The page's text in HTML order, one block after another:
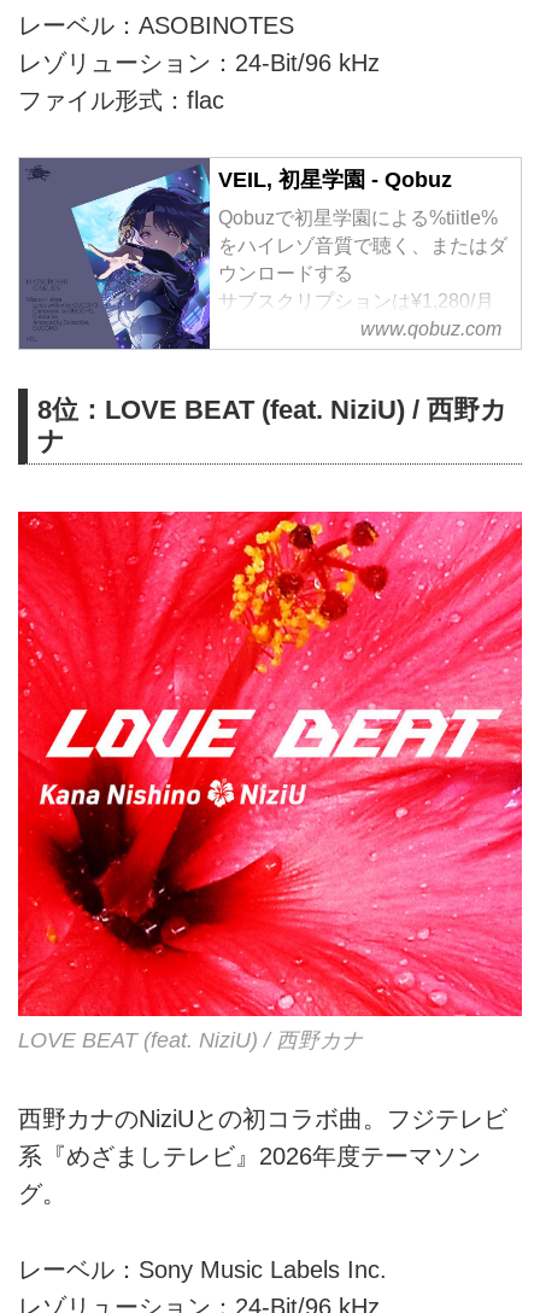
レーベル：ASOBINOTES
レゾリューション：24-Bit/96 kHz
ファイル形式：flac
VEIL, 初星学園 - Qobuz
Qobuzで初星学園による%tiitle%
をハイレゾ音質で聴く、またはダ
ウンロードする
サブスクリプションは¥1,280/月
www.qobuz.com
8位：LOVE BEAT (feat. NiziU) / 西野カ
ナ
LOVE BEAT (feat. NiziU) / 西野カナ
西野カナのNiziUとの初コラボ曲。フジテレビ
系『めざましテレビ』2026年度テーマソン
グ。
レーベル：Sony Music Labels Inc.
レゾリューション：24-Bit/96 kHz